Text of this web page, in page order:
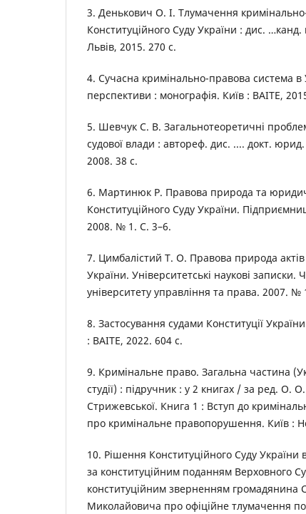
3. Денькович О. І. Тлумачення
Конституційного Суду України : дис.
Львів, 2015. 270 с.
4. Сучасна кримінально-правова система в
перспективи : монографія. Київ : ВАІТЕ,
5. Шевчук С. В. Загальнотеоретичні
судової влади : автореф. дис. .... докт. юрид.
2008. 38 с.
6. Мартинюк Р. Правова природа та
Конституційного Суду України.
2008. № 1. С. 3–6.
7. Цимбалістий Т. О. Правова природа актів
України. Університетські наукові
університету управління та права. 2007. №
8. Застосування судами Конституції
: ВАІТЕ, 2022. 604 с.
9. Кримінальне право. Загальна частина
студії) : підручник : у 2 книгах / за ред. О.
Стрижевської. Книга 1 : Вступ до
про кримінальне правопорушення. Київ :
10. Рішення Конституційного Суду України
за конституційним поданням Верховного
конституційним зверненням громадянина
Миколайовича про офіційне тлумачення